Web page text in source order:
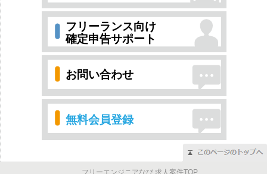
フリーランス向け
確定申告サポート
お問い合わせ
無料会員登録
フリーエンジニアなび 求人案件TOP